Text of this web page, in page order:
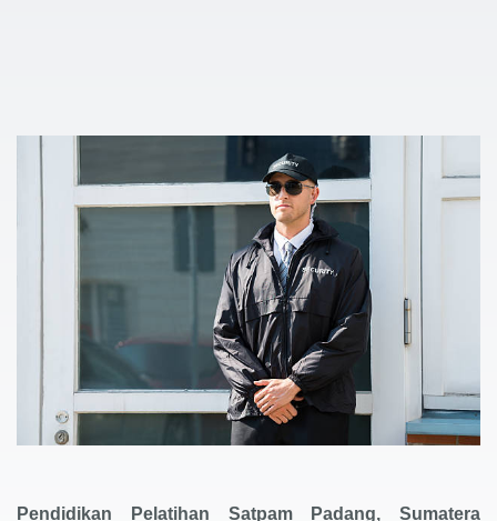
Pendidikan Pelatihan Satpam
Padang, Sumatera